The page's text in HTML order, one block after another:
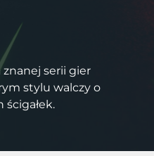
znanej serii gier
stylu walczy o